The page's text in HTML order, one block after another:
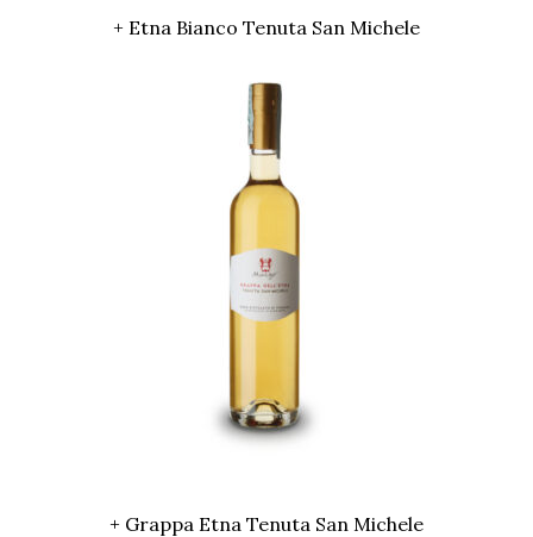
+ Etna Bianco Tenuta San Michele
+ Grappa Etna Tenuta San Michele